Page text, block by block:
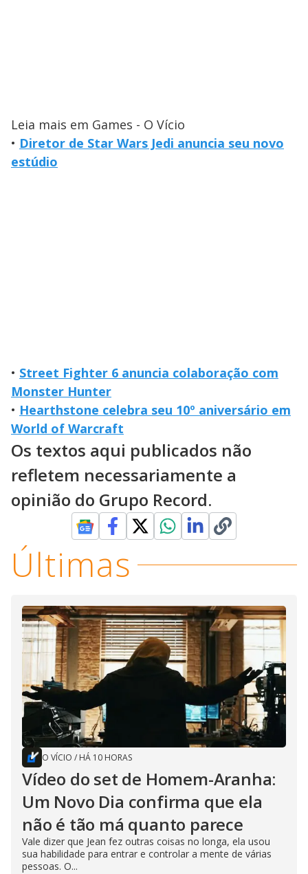
Leia mais em Games - O Vício
• Diretor de Star Wars Jedi anuncia seu novo
estúdio
• Street Fighter 6 anuncia colaboração com
Monster Hunter
• Hearthstone celebra seu 10º aniversário em
World of Warcraft
Os textos aqui publicados não
refletem necessariamente a
opinião do Grupo Record.
Últimas
O VÍCIO / HÁ 10 HORAS
Vídeo do set de Homem-Aranha:
Um Novo Dia confirma que ela
não é tão má quanto parece
Vale dizer que Jean fez outras coisas no longa, ela usou
sua habilidade para entrar e controlar a mente de várias
pessoas. O...